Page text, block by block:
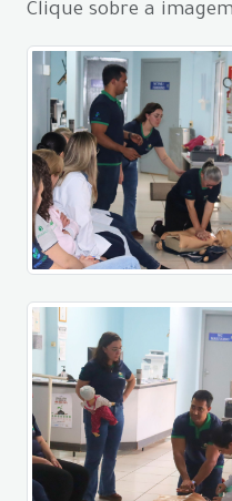
Clique sobre a